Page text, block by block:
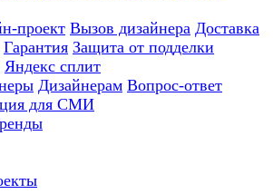
проект Вызов дизайнера Доставка
Гарантия Защита от подделки
Яндекс сплит
Дизайнерам Вопрос-ответ
для СМИ